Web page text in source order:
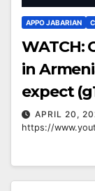
APPO JABARIAN
WATCH:
in
expect
APRIL 20,
https://